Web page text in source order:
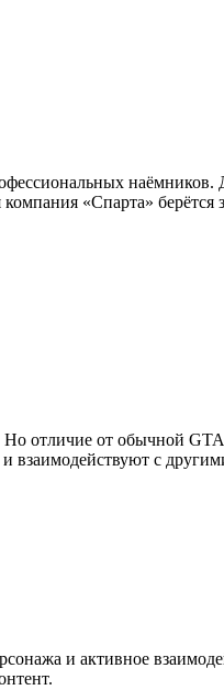
наёмников.
«Спарта» берётся
отличие от обычной
взаимодействуют с
и активное